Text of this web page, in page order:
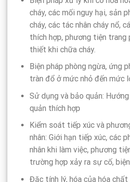
cháy, các mối nguy hại, sản
cháy, các tác nhân cháy nổ,
thích hợp, phương tiện trang
thiết khi chữa cháy.
Biện pháp phòng ngừa, ứng
tràn đổ ở mức nhỏ đến mức
Sử dụng và bảo quản:
quản thích hợp
Kiểm soát tiếp xúc và
nhân: Giới hạn tiếp xúc, các
nhân khi làm việc, phương
trường hợp xảy ra sự cố,
Đặc tính lý, hóa của hóa